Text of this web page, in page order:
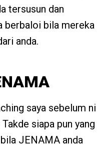
tersusun dan
berbaloi bila mereka
anda.
saya sebelum ni
siapa pun yang
JENAMA anda